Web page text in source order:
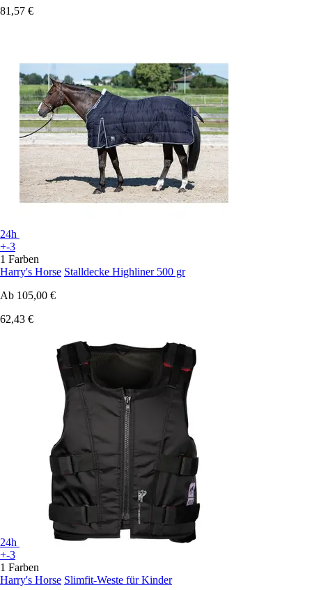
81,57 €
24h
+-3
1 Farben
Harry's Horse Stalldecke Highliner 500 gr
Ab 105,00 €
62,43 €
24h
+-3
1 Farben
Harry's Horse Slimfit-Weste für Kinder